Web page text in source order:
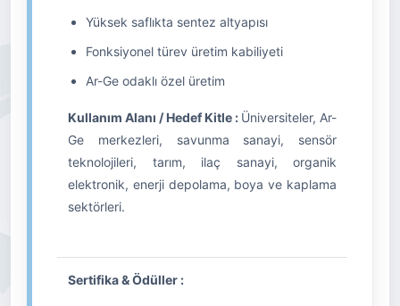
Yüksek saflıkta sentez altyapısı
Fonksiyonel türev üretim kabiliyeti
Ar-Ge odaklı özel üretim
Kullanım Alanı / Hedef Kitle : Üniversiteler, Ar-
Ge merkezleri, savunma sanayi, sensör
teknolojileri, tarım, ilaç sanayi, organik
elektronik, enerji depolama, boya ve kaplama
sektörleri.
Sertifika & Ödüller :